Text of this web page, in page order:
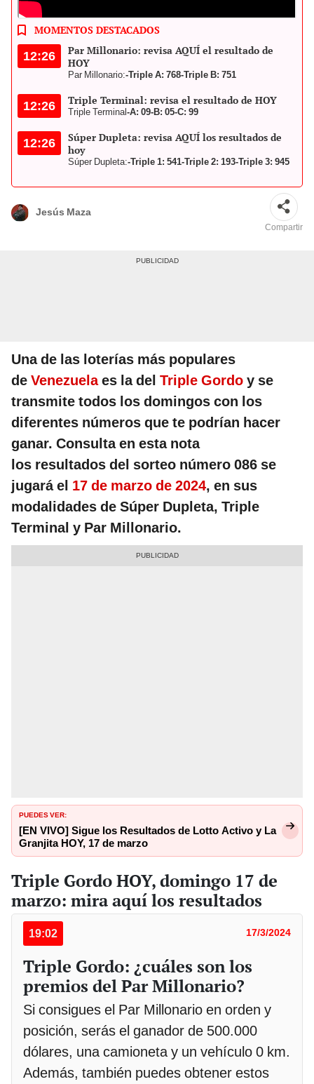
sorteo 085. Foto: composición LR/Tripe Gordo
MOMENTOS DESTACADOS
12:26
Par Millonario: revisa AQUÍ el resultado de
HOY
Par Millonario:-Triple A: 768-Triple B: 751
12:26 Triple Terminal: revisa el resultado de HOY
Triple Terminal -A: 09-B: 05-C: 99
12:26
Súper Dupleta: revisa AQUÍ los resultados de
hoy
Súper Dupleta:-Triple 1: 541-Triple 2: 193-Triple 3: 945
Jesús Maza
Compartir
Una de las loterías más populares
de Venezuelaes la del Triple Gordo y se
transmite todos los domingos con los
diferentes números que te podrían hacer
ganar. Consulta en esta nota
los resultados del sorteo número 086 se
jugará el 17 de marzo de 2024, en sus
modalidades de Súper Dupleta, Triple
Terminal y Par Millonario.
PUEDES VER:
[EN VIVO] Sigue los Resultados de Lotto Activo y La
Granjita HOY, 17 de marzo
Triple Gordo HOY, domingo 17 de
marzo: mira aquí los resultados
19:02 17/3/2024
Triple Gordo: ¿cuáles son los
premios del Par Millonario?
Si consigues el Par Millonario en orden y
posición, serás el ganador de 500.000
dólares, una camioneta y un vehículo 0 km.
Además, también puedes obtener estos